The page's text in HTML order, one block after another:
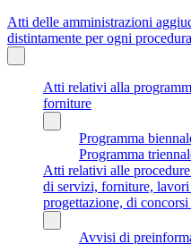
Atti delle amministrazioni
distintamente per ogni procedura
Atti relativi alla
forniture
Programma
Programma
Atti relativi alle
di servizi, forniture,
progettazione, di
Avvisi di